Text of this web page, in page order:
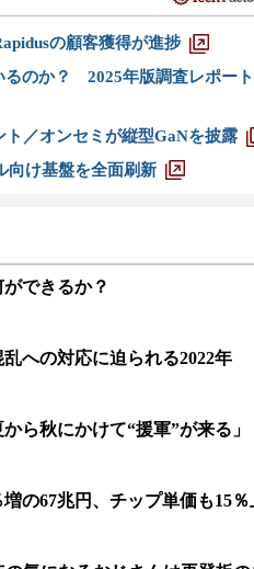
の顧客獲得が進捗
るのか？ 2025年版調査レポート
／オンセミが縦型GaNを披露
向け基盤を全面刷新
できるか？
への対応に迫られる2022年
ら秋にかけて“援軍”が来る」
の67兆円、チップ単価も15％